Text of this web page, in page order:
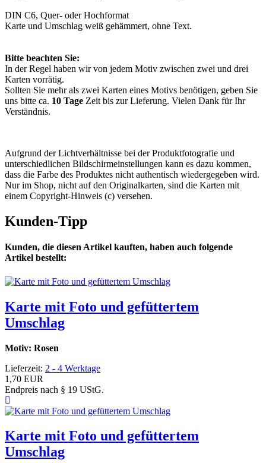
DIN C6, Quer- oder Hochformat
Karte und Umschlag weiß gehämmert, ohne Text.
Bitte beachten Sie:
In der Regel haben wir von jedem Motiv zwischen zwei und drei
Karten vorrätig.
Sollten Sie mehr als zwei Karten eines Motivs benötigen, geben Sie
uns bitte ca. 10 Tage Zeit bis zur Lieferung. Vielen Dank für Ihr
Verständnis.
Aufgrund der Lichtverhältnisse bei der Produktfotografie und
unterschiedlichen Bildschirmeinstellungen kann es dazu kommen,
dass die Farbe des Produktes nicht authentisch wiedergegeben wird.
Nur im Shop, nicht auf den Originalkarten, sind die Karten mit
einem Copyright-Hinweis (c) versehen.
Kunden-Tipp
Kunden, die diesen Artikel kauften, haben auch folgende
Artikel bestellt:
Karte mit Foto und gefüttertem
Umschlag
Motiv: Rosen
Lieferzeit: 2 - 4 Werktage
1,70 EUR
Endpreis nach § 19 UStG.
Karte mit Foto und gefüttertem
Umschlag